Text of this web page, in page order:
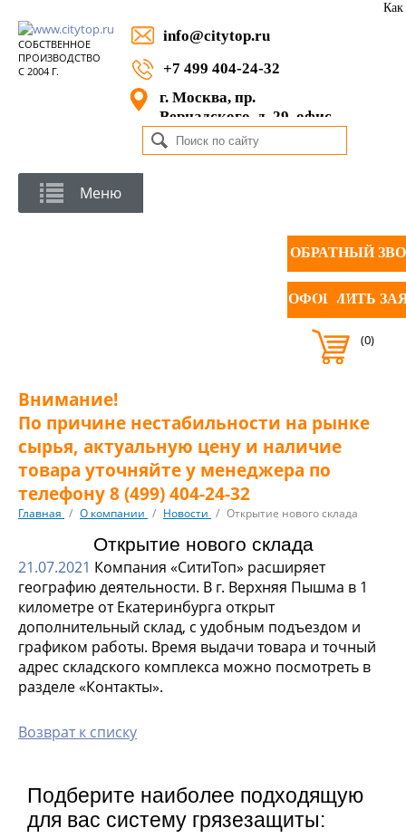
СОБСТВЕННОЕ
ПРОИЗВОДСТВО
С 2004 Г.
info@citytop.ru
+7 499 404-24-32
г. Москва, пр.
Вернадского, д. 29, офис
1105
Меню
ОБРАТНЫЙ
ОФОРМИТЬ
(0)
Внимание!
По причине нестабильности на рынке
сырья, актуальную цену и наличие
товара уточняйте у менеджера по
телефону 8 (499) 404-24-32
Главная / О компании / Новости / Открытие нового склада
Открытие нового склада
21.07.2021 Компания «СитиТоп» расширяет
географию деятельности. В г. Верхняя Пышма в 1
километре от Екатеринбурга открыт
дополнительный склад, с удобным подъездом и
графиком работы. Время выдачи товара и точный
адрес складского комплекса можно посмотреть в
разделе «Контакты».
Возврат к списку
Подберите наиболее подходящую
для вас систему грязезащиты:
Как